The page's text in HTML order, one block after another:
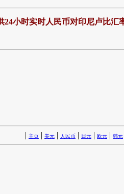
24小时实时人民币对印尼卢比汇
| 主页 | 美元 | 人民币 | 日元 | 欧元 | 韩元